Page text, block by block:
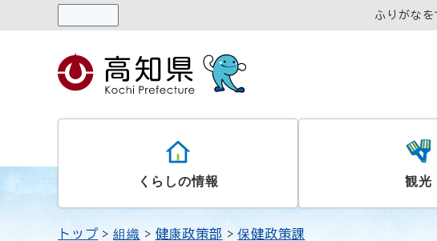
ふりがなを
くらしの情報 観光
トップ 組織 健康政策部
保健政策課